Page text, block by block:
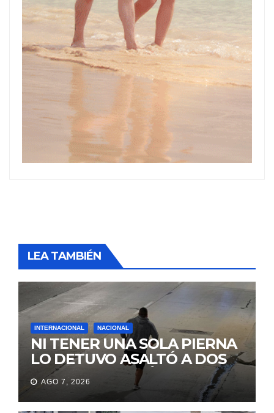
LEA TAMBIÉN
INTERNACIONAL NACIONAL
NI TENER UNA SOLA PIERNA
LO DETUVO ASALTÓ A DOS
MUJERES Y HUYÓ
BRINCANDO.
AGO 7, 2026